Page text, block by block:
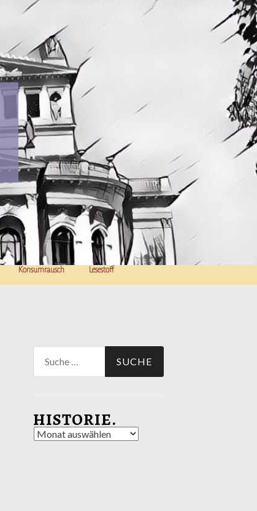
Konsumrausch
Lesestoff
nach:
HISTORIE.
Historie.